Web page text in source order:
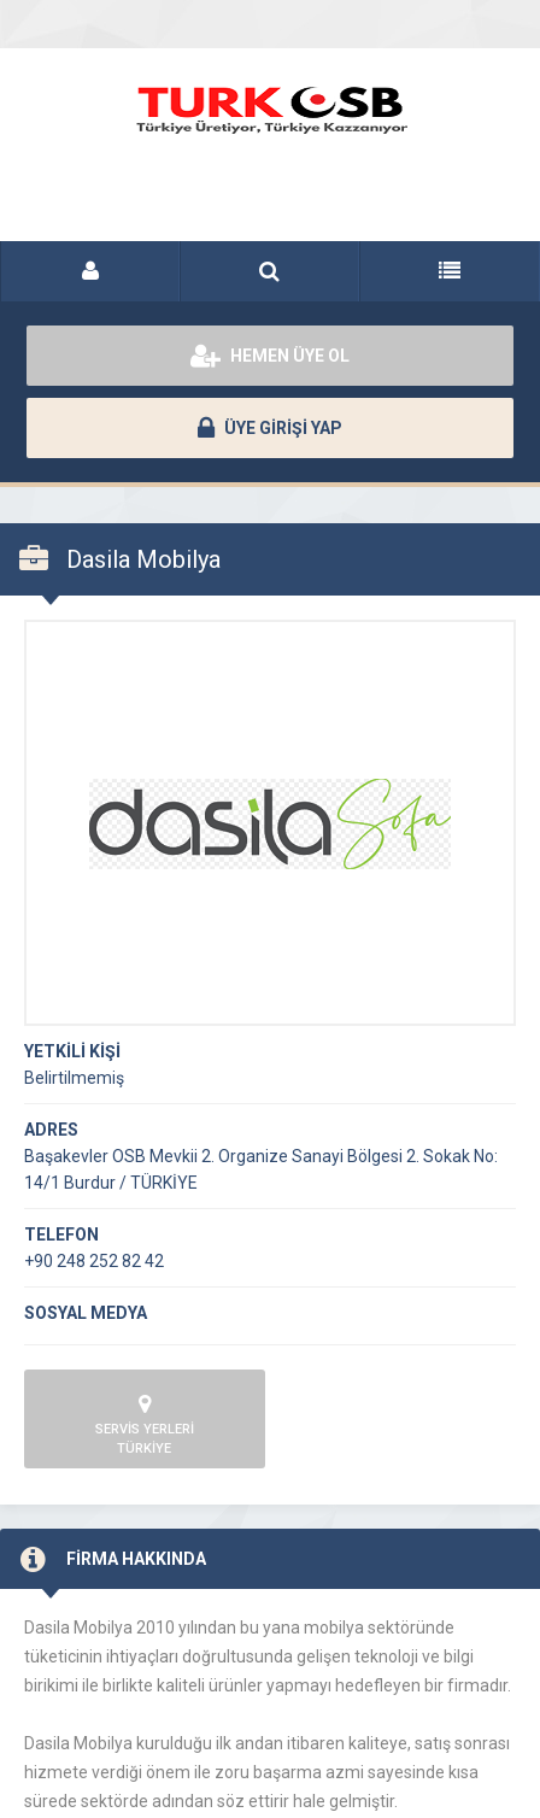
HEMEN ÜYE OL
ÜYE GİRİŞİ YAP
Dasila Mobilya
YETKİLİ KİŞİ
Belirtilmemiş
ADRES
Başakevler OSB Mevkii 2. Organize Sanayi Bölgesi 2. Sokak No:
14/1 Burdur / TÜRKİYE
TELEFON
+90 248 252 82 42
SOSYAL MEDYA
SERVİS YERLERİ
TÜRKİYE
FİRMA HAKKINDA
Dasila Mobilya 2010 yılından bu yana mobilya sektöründe
tüketicinin ihtiyaçları doğrultusunda gelişen teknoloji ve bilgi
birikimi ile birlikte kaliteli ürünler yapmayı hedefleyen bir firmadır.
Dasila Mobilya kurulduğu ilk andan itibaren kaliteye, satış sonrası
hizmete verdiği önem ile zoru başarma azmi sayesinde kısa
sürede sektörde adından söz ettirir hale gelmiştir.